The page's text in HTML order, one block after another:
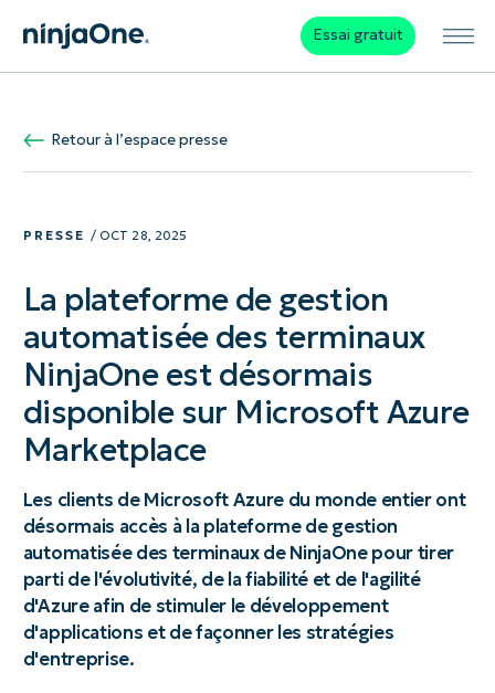
Essai gratuit
Retour à l’espace presse
PRESSE / OCT 28, 2025
La plateforme de gestion
automatisée des terminaux
NinjaOne est désormais
disponible sur Microsoft Azure
Marketplace
Les clients de Microsoft Azure du monde entier ont
désormais accès à la plateforme de gestion
automatisée des terminaux de NinjaOne pour tirer
parti de l'évolutivité, de la fiabilité et de l'agilité
d'Azure afin de stimuler le développement
d'applications et de façonner les stratégies
d'entreprise.